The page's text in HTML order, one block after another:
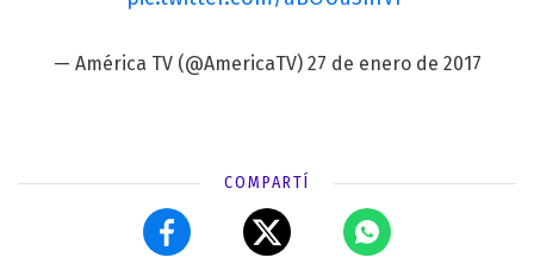
— América TV (@AmericaTV) 27 de enero de 2017
COMPARTÍ